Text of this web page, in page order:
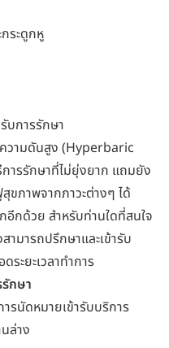
ระดูกหู
บการรักษา
ความดันสูง (Hyperbaric
ารรักษาที่ไม่ยุ่งยาก แถมยัง
ภาพจากภาวะต่างๆ ได้
อีกด้วย สำหรับท่านใดที่สนใจ
มารถปรึกษาและเข้ารับ
ระยะเวลาทำการ
กษา
รนัดหมายเข้ารับบริการ
ล่าง